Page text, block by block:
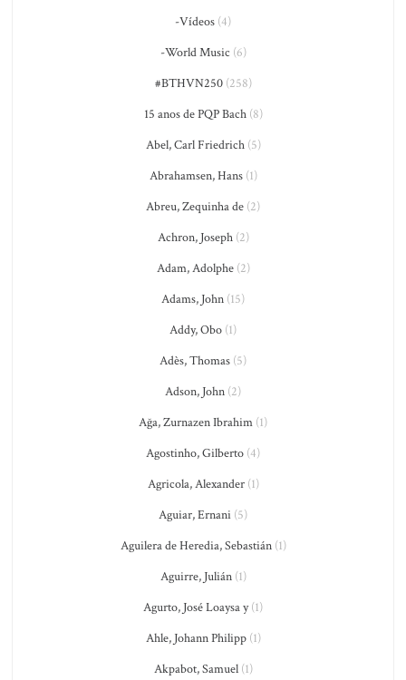
-Vídeos (4)
-World Music (6)
#BTHVN250(258)
15 anos de PQP Bach(8)
Abel, Carl Friedrich(5)
Abrahamsen, Hans(1)
Abreu, Zequinha de (2)
Achron, Joseph(2)
Adam, Adolphe(2)
Adams, John (15)
Addy, Obo (1)
Adès, Thomas (5)
Adson, John (2)
Ağa, Zurnazen Ibrahim (1)
Agostinho, Gilberto (4)
Agricola, Alexander(1)
Aguiar, Ernani (5)
Aguilera de Heredia, Sebastián(1)
Aguirre, Julián(1)
Agurto, José Loaysa y(1)
Ahle, Johann Philipp(1)
Akpabot, Samuel(1)